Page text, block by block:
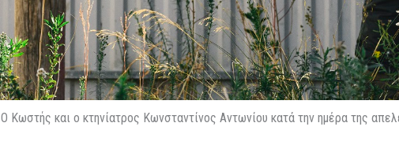
Ο Κωστής και ο κτηνίατρος Κωνσταντίνος Αντωνίου κατά την ημέρα της